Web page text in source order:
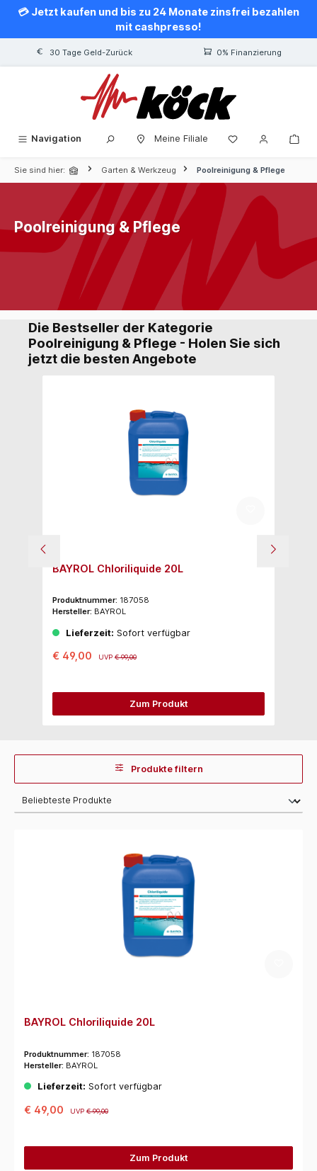
springen
💳 Jetzt kaufen und bis zu 24 Monate zinsfrei bezahlen
mit cashpresso!
30 Tage Geld-Zurück 0% Finanzierung
Navigation Meine Filiale
Sie sind hier: Garten & Werkzeug Poolreinigung & Pflege
Poolreinigung & Pflege
Die Bestseller der Kategorie
Poolreinigung & Pflege - Holen Sie sich
jetzt die besten Angebote
BAYROL Chloriliquide 20L
Produktnummer: 187058
Hersteller: BAYROL
Lieferzeit: Sofort verfügbar
€ 49,00 UVP€ 99,00
Zum Produkt
Produkte filtern
BAYROL Chloriliquide 20L
Produktnummer: 187058
Hersteller: BAYROL
Lieferzeit: Sofort verfügbar
€ 49,00 UVP€ 99,00
Zum Produkt